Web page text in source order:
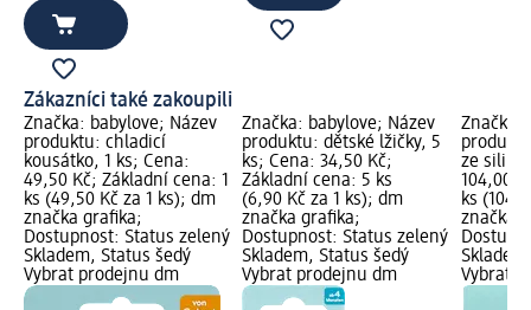
Zákazníci také zakoupili
Značka: babylove; Název
produktu: chladicí
kousátko, 1 ks; Cena:
49,50 Kč; Základní cena: 1
ks (49,50 Kč za 1 ks); dm
značka grafika;
Dostupnost: Status zelený
Skladem, Status šedý
Vybrat prodejnu dm
Značka: babylove; Název
produktu: dětské lžičky, 5
ks; Cena: 34,50 Kč;
Základní cena: 5 ks
(6,90 Kč za 1 ks); dm
značka grafika;
Dostupnost: Status zelený
Skladem, Status šedý
Vybrat prodejnu dm
Značka:
ze
104,00
ks
značka
Vybrat